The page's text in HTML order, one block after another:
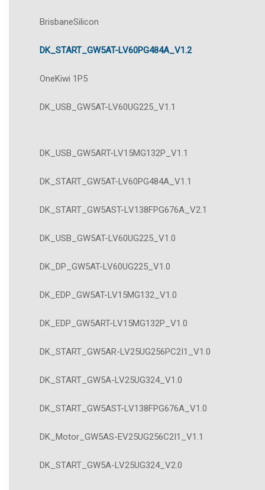
BrisbaneSilicon
DK_START_GW5AT-LV60PG484A_V1.2
OneKiwi 1P5
DK_USB_GW5AT-LV60UG225_V1.1
DK_USB_GW5ART-LV15MG132P_V1.1
DK_START_GW5AT-LV60PG484A_V1.1
DK_START_GW5AST-LV138FPG676A_V2.1
DK_USB_GW5AT-LV60UG225_V1.0
DK_DP_GW5AT-LV60UG225_V1.0
DK_EDP_GW5AT-LV15MG132_V1.0
DK_EDP_GW5ART-LV15MG132P_V1.0
DK_START_GW5AR-LV25UG256PC2I1_V1.0
DK_START_GW5A-LV25UG324_V1.0
DK_START_GW5AST-LV138FPG676A_V1.0
DK_Motor_GW5AS-EV25UG256C2I1_V1.1
DK_START_GW5A-LV25UG324_V2.0